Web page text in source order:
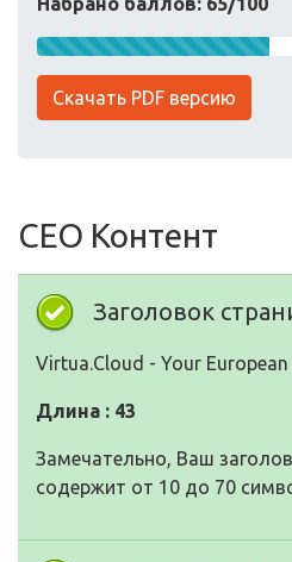
Скачать PDF версию
СЕО Контент
Заголовок
Virtua.Cloud - Your
Длина : 43
Замечательно, Ваш
содержит от 10 до 70